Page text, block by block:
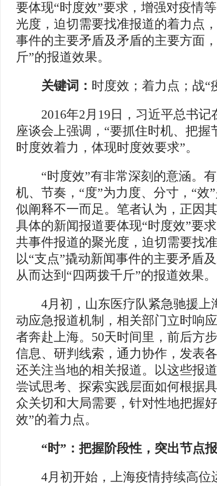
要体现“时度效”要求，增强对疫情
光度，迫切需要找准报道的着力点
事件的主要矛盾及矛盾的主要方面
斤”的报道效果。
关键词： 时度效；着力点；战“
2016年2月19日，习近平总书记
座谈会上强调，“要抓住时机、把握
时度效着力，体现时度效要求”。
“时度效”有非常深刻的意涵。有
机、节奏，“度”为力度、分寸，“效
似阐释不一而足。笔者认为，正因
具体的新闻报道要体现“时度效”要
共事件报道的聚光度，迫切需要找
以“支点”撬动新闻事件的主要矛盾
从而达到“四两拨千斤”的报道效果。
4月初，山东医疗队紧急驰援上
动应急报道机制，相关部门立时响
者奔赴上海。50天时间里，前后方
信息、研判线索，通力协作，发表
还关注当地的相关报道。以这些报
尝试思考、探索实践层面如何根据
众关切和大局需要，针对性地把握
效”的着力点。
“时”：把握阶段性，突出节点
4月初开始，上海疫情持续高位